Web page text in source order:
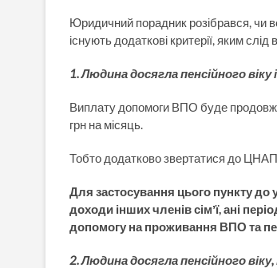
Юридичний порадник розібрався, чи
існують додаткові критерії, яким
1. Людина досягла пенсійного
Виплату допомоги ВПО буде
грн на місяць.
Тобто додатково звертатися до ЦНАП
Для застосування цього пункту до
доходи інших членів сімʼї, ані
допомогу на проживання ВПО та
2. Людина досягла пенсійного